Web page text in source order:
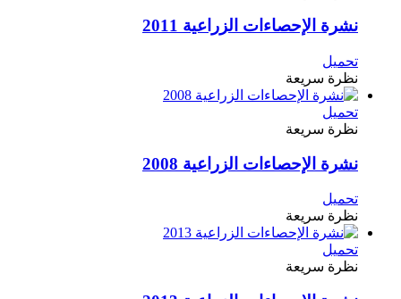
نشرة الإحصاءات الزراعية 2011
تحميل
نظرة سريعة
تحميل
نظرة سريعة
نشرة الإحصاءات الزراعية 2008
تحميل
نظرة سريعة
تحميل
نظرة سريعة